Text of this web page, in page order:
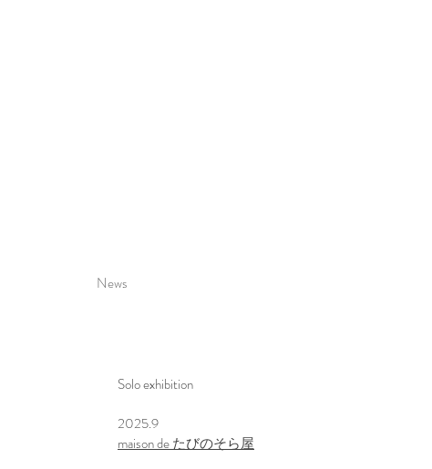
News
Solo exhibition
2025.9
maison de たびのそら屋